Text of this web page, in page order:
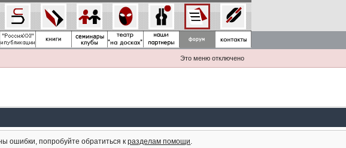
Это меню отключено
ошибки, попробуйте обратиться кразделам помощи.